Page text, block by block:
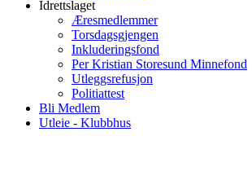
Idrettslaget
Æresmedlemmer
Torsdagsgjengen
Inkluderingsfond
Per Kristian Storesund Minnefond
Utleggsrefusjon
Politiattest
Bli Medlem
Utleie - Klubbhus